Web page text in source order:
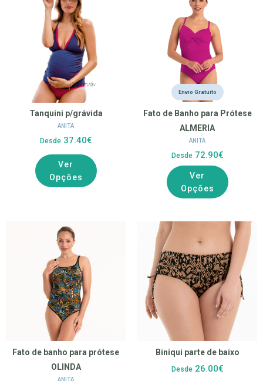
Tanquini p/grávida
ANITA
Desde37.40€
Ver
Opções
Envio Gratuito
Fato de Banho para Prótese
ALMERIA
ANITA
Desde72.90€
Ver
Opções
Fato de banho para prótese
OLINDA
ANITA
Biniqui parte de baixo
Desde26.00€